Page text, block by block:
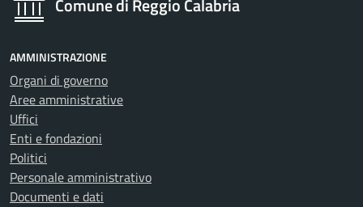
Comune di Reggio Calabria
AMMINISTRAZIONE
Organi di governo
Aree amministrative
Uffici
Enti e fondazioni
Politici
Personale amministrativo
Documenti e dati